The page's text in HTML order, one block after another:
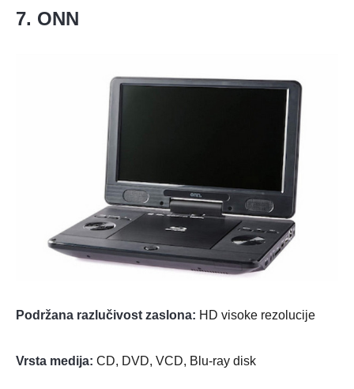
7. ONN
Podržana razlučivost zaslona: HD visoke rezolucije
Vrsta medija: CD, DVD, VCD, Blu-ray disk